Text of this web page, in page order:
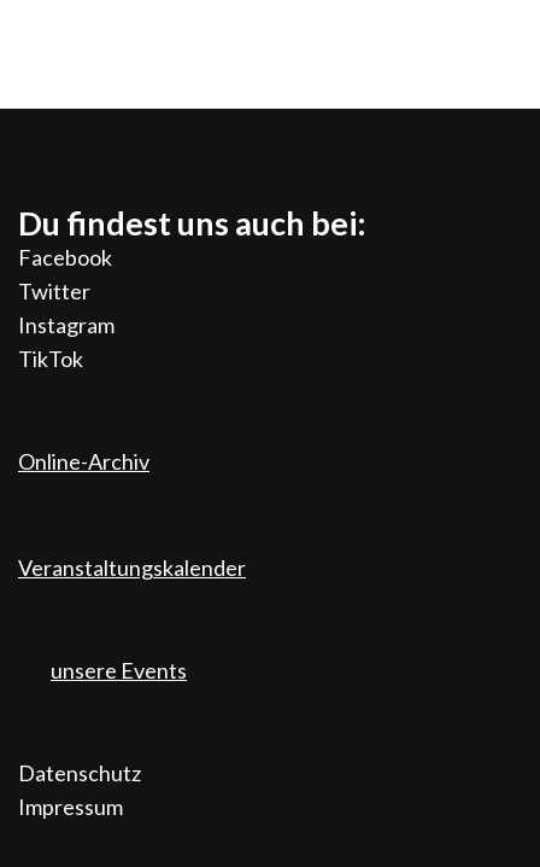
Du findest uns auch bei:
Facebook
Twitter
Instagram
TikTok
Online-Archiv
Veranstaltungskalender
unsere Events
Datenschutz
Impressum